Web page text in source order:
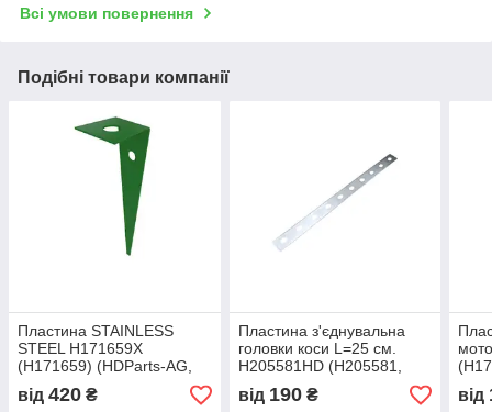
Всі умови повернення
Подібні товари компанії
Пластина STAINLESS
STEEL H171659X
(H171659) (HDParts-AG,
США)
від 420 ₴
Пластина з'єднувальна
головки коси L=25 см.
H205581HD (H205581,
H161809) (HDParts-AG,
США)
від 190₴ від